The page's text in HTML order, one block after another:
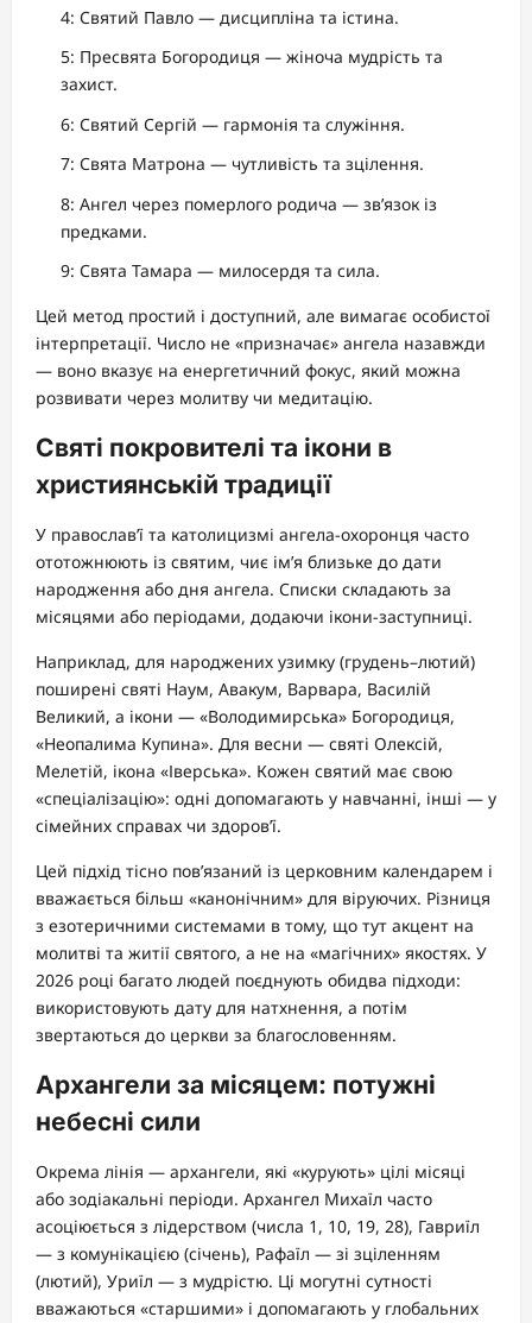
4: Святий Павло — дисципліна та істина.
5: Пресвята Богородиця — жіноча мудрість та
захист.
6: Святий Сергій — гармонія та служіння.
7: Свята Матрона — чутливість та зцілення.
8: Ангел через померлого родича — зв’язок із
предками.
9: Свята Тамара — милосердя та сила.
Цей метод простий і доступний, але вимагає особистої
інтерпретації. Число не «призначає» ангела назавжди
— воно вказує на енергетичний фокус, який можна
розвивати через молитву чи медитацію.
Святі покровителі та ікони в
християнській традиції
У православ’ї та католицизмі ангела-охоронця часто
ототожнюють із святим, чиє ім’я близьке до дати
народження або дня ангела. Списки складають за
місяцями або періодами, додаючи ікони-заступниці.
Наприклад, для народжених узимку (грудень–лютий)
поширені святі Наум, Авакум, Варвара, Василій
Великий, а ікони — «Володимирська» Богородиця,
«Неопалима Купина». Для весни — святі Олексій,
Мелетій, ікона «Іверська». Кожен святий має свою
«спеціалізацію»: одні допомагають у навчанні, інші — у
сімейних справах чи здоров’ї.
Цей підхід тісно пов’язаний із церковним календарем і
вважається більш «канонічним» для віруючих. Різниця
з езотеричними системами в тому, що тут акцент на
молитві та житії святого, а не на «магічних» якостях. У
2026 році багато людей поєднують обидва підходи:
використовують дату для натхнення, а потім
звертаються до церкви за благословенням.
Архангели за місяцем: потужні
небесні сили
Окрема лінія — архангели, які «курують» цілі місяці
або зодіакальні періоди. Архангел Михаїл часто
асоціюється з лідерством (числа 1, 10, 19, 28), Гавриїл
— з комунікацією (січень), Рафаїл — зі зціленням
(лютий), Уриїл — з мудрістю. Ці могутні сутності
вважаються «старшими» і допомагають у глобальних